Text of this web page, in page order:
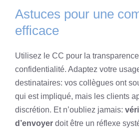
Astuces pour une
efficace
Utilisez le CC pour la
confidentialité. Adaptez votre
destinataires: vos collègues ont
qui est impliqué, mais les clients
discrétion. Et n’oubliez jamais:
d’envoyer doit être un réflexe